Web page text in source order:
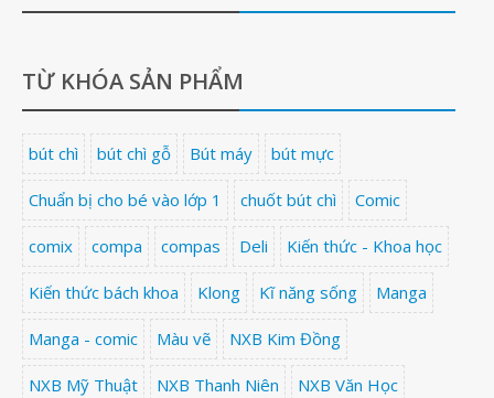
TỪ KHÓA SẢN PHẨM
bút chì bút chì gỗ Bút máy bút mực
Chuẩn bị cho bé vào lớp 1 chuốt bút chì Comic
comix compa compas Deli Kiến thức - Khoa học
Kiến thức bách khoa Klong Kĩ năng sống Manga
Manga - comic Màu vẽ NXB Kim Đồng
NXB Mỹ Thuật NXB Thanh Niên NXB Văn Học